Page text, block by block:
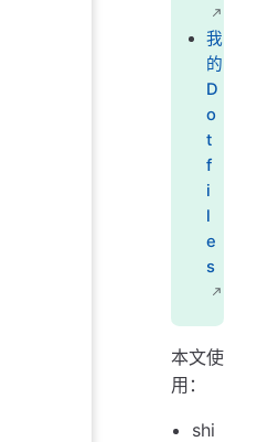
我
的
D
o
t
f
i
l
e
s
本文使
用：
shi